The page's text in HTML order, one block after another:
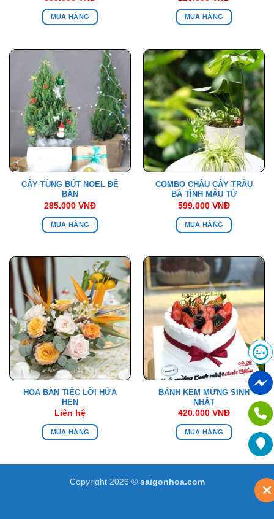
MUA HÀNG MUA HÀNG
CÂY TÙNG BÚT NOEL ĐỂ
BÀN
285.000 VNĐ
MUA HÀNG
COMBO CHẬU CÂY TRẦU
BÀ TÌNH MẪU TỬ
599.000 VNĐ
MUA HÀNG
HOA BÀN TIỆC LỜI HỨA
HẸN
Liên hệ
MUA HÀNG
BÁNH KEM MỪNG SINH
NHẬT
420.000 VNĐ
MUA HÀNG
Copyright 2026 © saigonhoa.com